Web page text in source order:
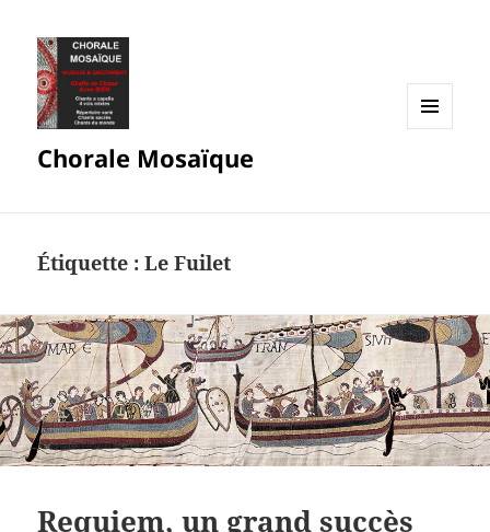
Chorale Mosaïque
Étiquette :Le Fuilet
Requiem, un grand succès